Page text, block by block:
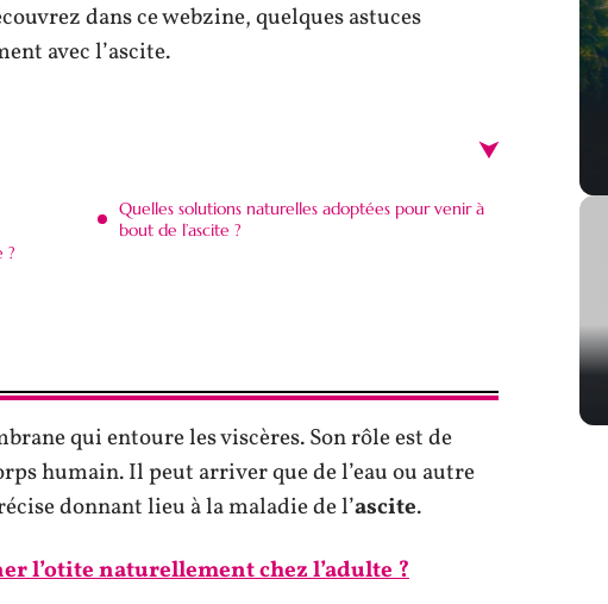
dans ce webzine, quelques astuces
avec l’ascite.
?
Quelles solutions naturelles adoptées pour venir à
bout de l’ascite ?
qui entoure les viscères. Son rôle est de
humain. Il peut arriver que de l’eau ou autre
donnant lieu à la maladie de l’ascite.
l’otite naturellement chez l’adulte ?